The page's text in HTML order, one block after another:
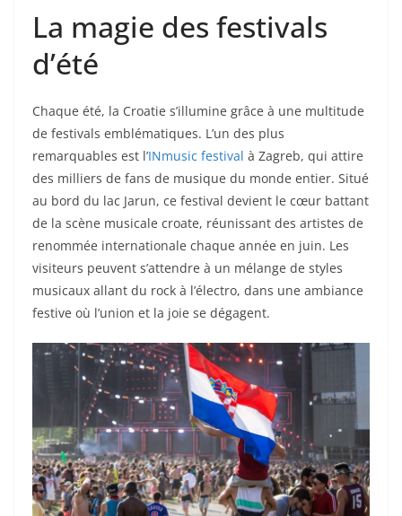
La magie des festivals
d’été
Chaque été, la Croatie s’illumine grâce à une multitude
de festivals emblématiques. L’un des plus
remarquables est l’INmusic festival à Zagreb, qui attire
des milliers de fans de musique du monde entier. Situé
au bord du lac Jarun, ce festival devient le cœur battant
de la scène musicale croate, réunissant des artistes de
renommée internationale chaque année en juin. Les
visiteurs peuvent s’attendre à un mélange de styles
musicaux allant du rock à l’électro, dans une ambiance
festive où l’union et la joie se dégagent.